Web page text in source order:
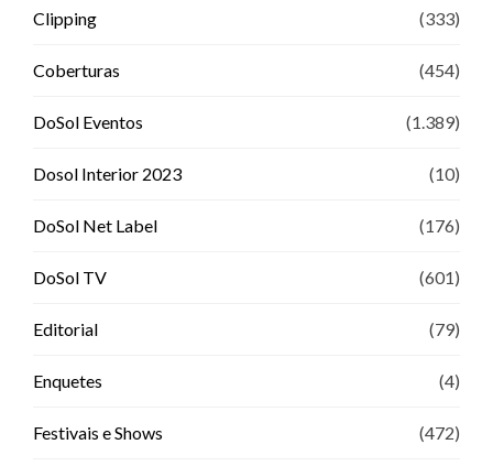
Clipping (333)
Coberturas (454)
DoSol Eventos (1.389)
Dosol Interior 2023 (10)
DoSol Net Label (176)
DoSol TV (601)
Editorial (79)
Enquetes (4)
Festivais e Shows (472)